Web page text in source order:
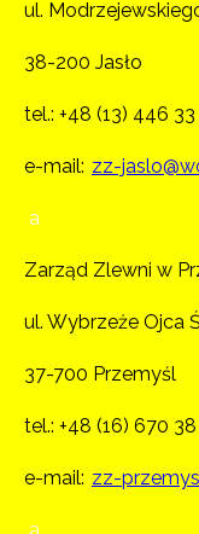
ul.
38-200 Jasło
tel.: +48 (13) 446 33
e-mail: zz-
a
Zarząd Zlewni w
ul. Wybrzeże Ojca
37-700 Przemyśl
tel.: +48 (16) 670
e-mail: zz-